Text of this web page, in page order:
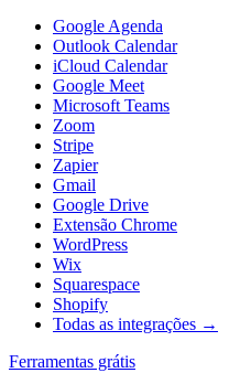
Google Agenda
Outlook Calendar
iCloud Calendar
Google Meet
Microsoft Teams
Zoom
Stripe
Zapier
Gmail
Google Drive
Extensão Chrome
WordPress
Wix
Squarespace
Shopify
Todas as integrações →
Ferramentas grátis